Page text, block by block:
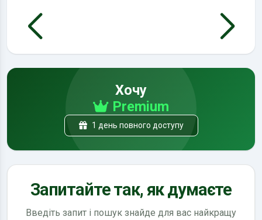
Хочу
Premium
1 день повного доступу
Запитайте так, як думаєте
Введіть запит і пошук знайде для вас найкращу